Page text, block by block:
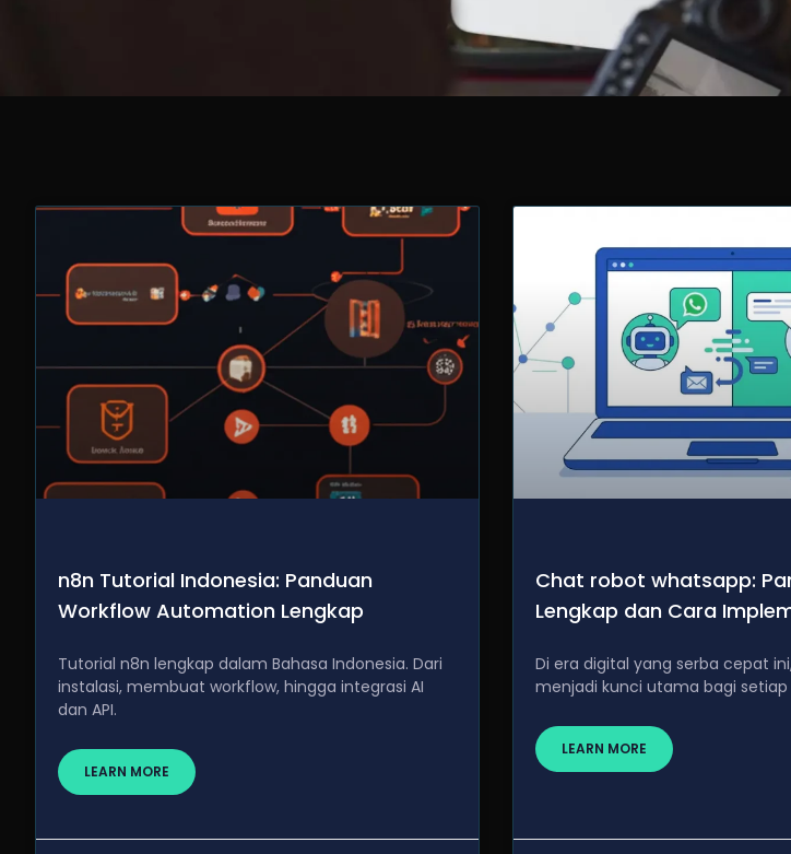
n8n Tutorial Indonesia: Panduan
Workflow Automation Lengkap
Tutorial n8n lengkap dalam Bahasa Indonesia. Dari
instalasi, membuat workflow, hingga integrasi AI
dan API.
LEARN MORE
Chat robot whatsapp:
Lengkap dan Cara
Di era digital yang serba cepat
menjadi kunci utama bagi setiap
LEARN MORE